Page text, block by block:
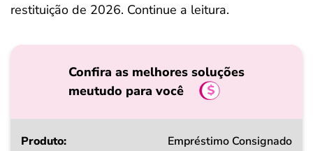
restituição de 2026. Continue a leitura.
Confira as melhores soluções
meutudo para você
Produto
Empréstimo Consignado